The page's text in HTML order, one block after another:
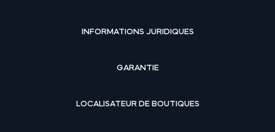
INFORMATIONS JURIDIQUES
GARANTIE
LOCALISATEUR DE BOUTIQUES